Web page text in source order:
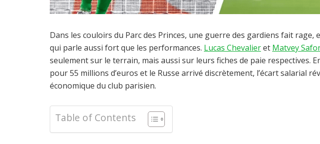
Dans les couloirs du Parc des Princes, une guerre des gardiens fait rage,
qui parle aussi fort que les performances. Lucas Chevalieret Matvey
seulement sur le terrain, mais aussi sur leurs fiches de paie respectives.
pour 55 millions d’euros et le Russe arrivé discrètement, l’écart salarial
économique du club parisien.
Table of Contents